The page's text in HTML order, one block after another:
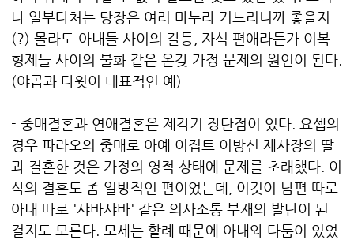
나 일부다처는 당장은 여러 마누라 거느리니까 좋을지
(?) 몰라도 아내들 사이의 갈등, 자식 편애라든가 이복
형제들 사이의 불화 같은 온갖 가정 문제의 원인이 된다.
(야곱과 다윗이 대표적인 예)
- 중매결혼과 연애결혼은 제각기 장단점이 있다. 요셉의
경우 파라오의 중매로 아예 이집트 이방신 제사장의 딸
과 결혼한 것은 가정의 영적 상태에 문제를 초래했다. 이
삭의 결혼도 좀 일방적인 편이었는데, 이것이 남편 따로
아내 따로 '샤바샤바' 같은 의사소통 부재의 발단이 된
걸지도 모른다. 모세는 할례 때문에 아내와 다툼이 있었